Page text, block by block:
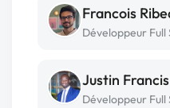
Francois
Développeur Full
Justin
Développeur